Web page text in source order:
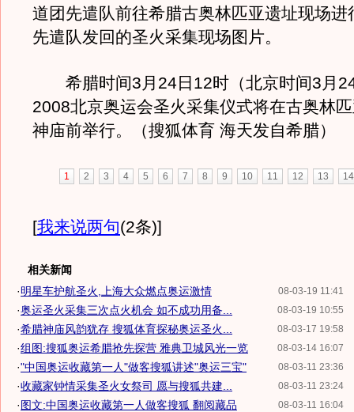
道团先遣队前往希腊古奥林匹亚遗址现场进
先遣队发回的圣火采集现场图片。
希腊时间3月24日12时（北京时间3月
2008北京奥运会圣火采集仪式将在古奥林
神庙前举行。（搜狐体育 海天发自希腊）
1 2 3 4 5 6 7 8 9 10 11 12 13 14
[我来说两句(2条)]
相关新闻
08-03-19 11:41
·明星车护航圣火,上海大众燃点奥运激情
08-03-19 10:55
·奥运圣火采集三次点火机会 如不成功用备...
08-03-17 19:58
·希腊神庙风韵犹存 搜狐体育探秘奥运圣火...
08-03-14 16:07
·组图:搜狐奥运希腊抢先探营 雅典卫城风光一览
08-03-11 23:36
·"中国奥运收藏第一人"做客搜狐讲述"奥运三宝"
08-03-11 23:24
·收藏家钟情采集圣火女祭司 愿与搜狐共建...
08-03-11 16:04
·图文:中国奥运收藏第一人做客搜狐 翻阅藏品